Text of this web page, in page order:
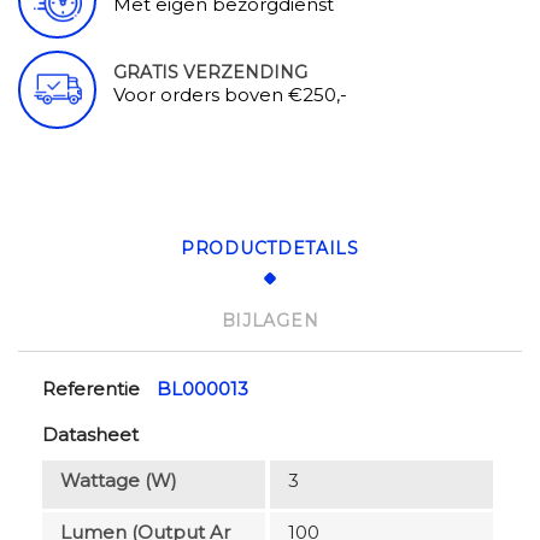
GRATIS VERZENDING
Voor orders boven €250,-
PRODUCTDETAILS
BIJLAGEN
Referentie
BL000013
Datasheet
Wattage (W)
3
Lumen (output Ar 100